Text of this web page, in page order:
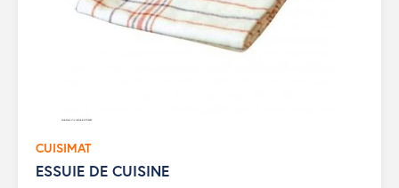
CUISIMAT
ESSUIE DE CUISINE